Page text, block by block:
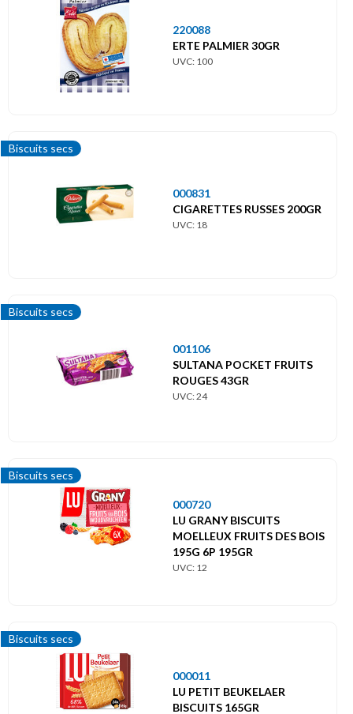
220088
ERTE PALMIER 30GR
UVC: 100
Biscuits secs
000831
CIGARETTES RUSSES 200GR
UVC: 18
Biscuits secs
001106
SULTANA POCKET FRUITS
ROUGES 43GR
UVC: 24
Biscuits secs
000720
LU GRANY BISCUITS
MOELLEUX FRUITS DES BOIS
195G 6P 195GR
UVC: 12
Biscuits secs
000011
LU PETIT BEUKELAER
BISCUITS 165GR